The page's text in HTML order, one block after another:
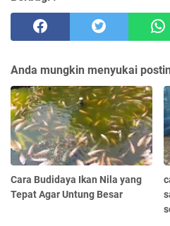
Anda mungkin menyukai
Cara Budidaya Ikan Nila yang
Tepat Agar Untung Besar